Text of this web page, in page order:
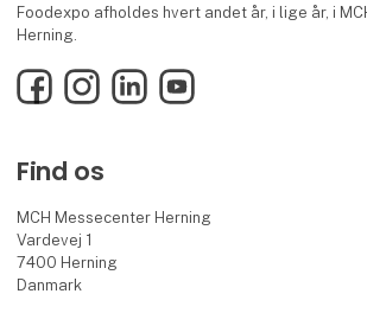
Foodexpo afholdes hvert andet år, i lige år, i
Herning.
FacebookInstagramLinkedInYouTube
Find os
MCH Messecenter Herning
Vardevej 1
7400 Herning
Danmark